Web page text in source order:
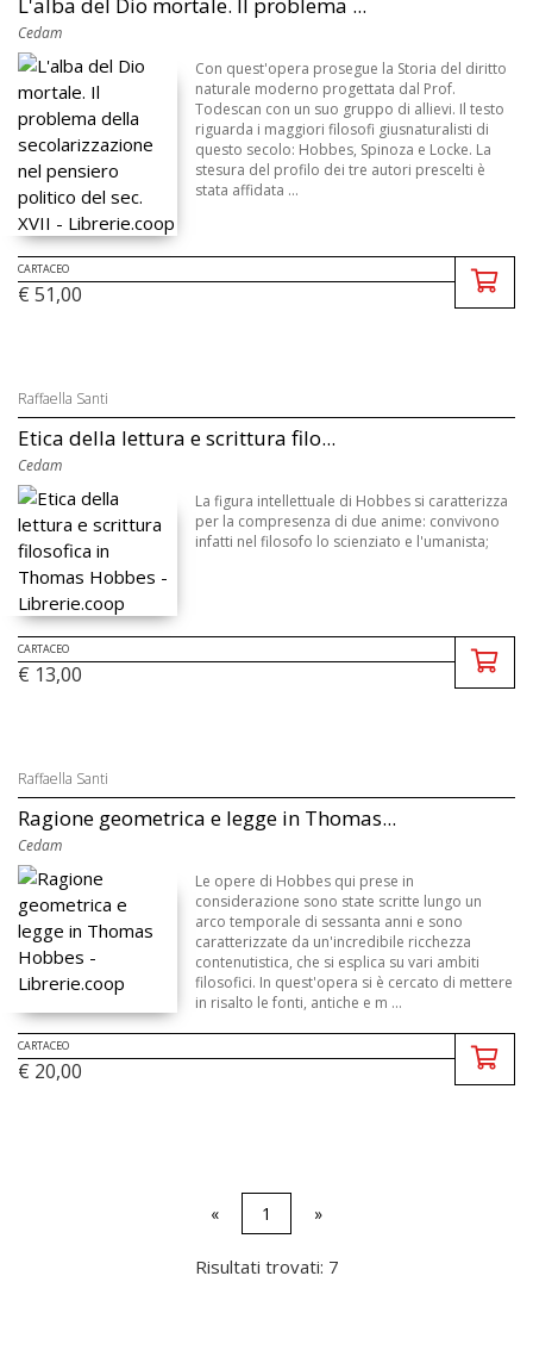
Cedam
Con quest'opera prosegue la Storia del diritto
naturale moderno progettata dal Prof.
Todescan con un suo gruppo di allievi. Il testo
riguarda i maggiori filosofi giusnaturalisti di
questo secolo: Hobbes, Spinoza e Locke. La
stesura del profilo dei tre autori prescelti è
stata affidata ...
CARTACEO
€ 51,00
Raffaella Santi
Etica della lettura e scrittura filo...
Cedam
La figura intellettuale di Hobbes si caratterizza
per la compresenza di due anime: convivono
infatti nel filosofo lo scienziato e l'umanista;
CARTACEO
€ 13,00
Raffaella Santi
Ragione geometrica e legge in Thomas...
Cedam
Le opere di Hobbes qui prese in
considerazione sono state scritte lungo un
arco temporale di sessanta anni e sono
caratterizzate da un'incredibile ricchezza
contenutistica, che si esplica su vari ambiti
filosofici. In quest'opera si è cercato di mettere
in risalto le fonti, antiche e m ...
CARTACEO
€ 20,00
« 1 »
Risultati trovati: 7